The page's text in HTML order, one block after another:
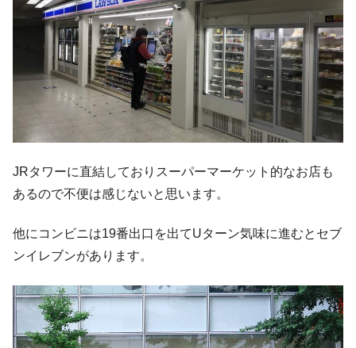
JRタワーに直結しておりスーパーマーケット的なお店も
あるので不便は感じないと思います。
他にコンビニは19番出口を出てUターン気味に進むとセブ
ンイレブンがあります。